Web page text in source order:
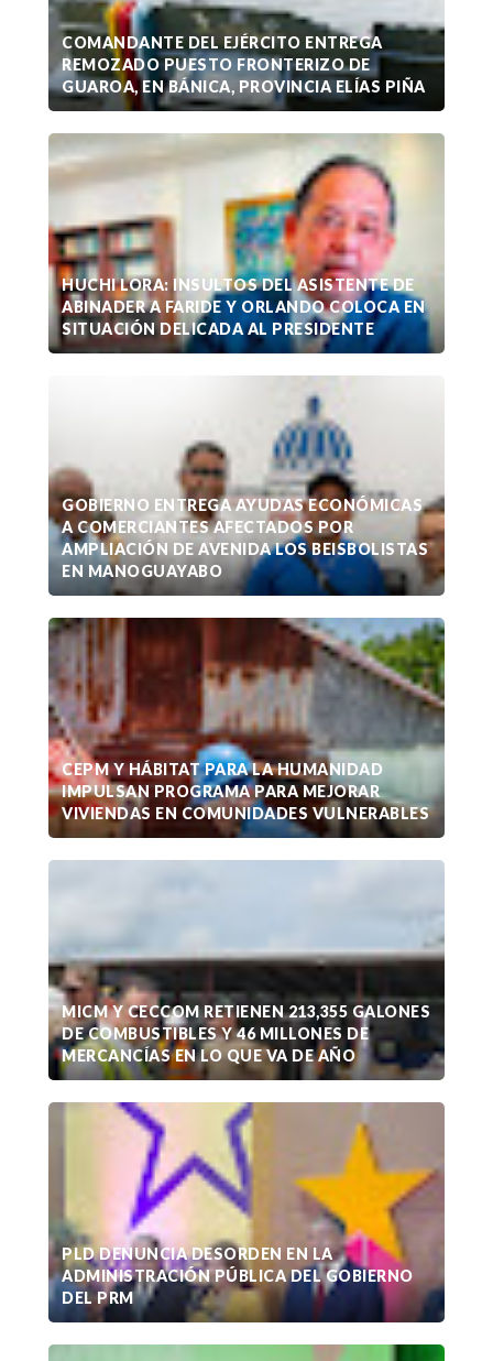
COMANDANTE DEL EJÉRCITO ENTREGA
REMOZADO PUESTO FRONTERIZO DE
GUAROA, EN BÁNICA, PROVINCIA ELÍAS PIÑA
HUCHI LORA: INSULTOS DEL ASISTENTE DE
ABINADER A FARIDE Y ORLANDO COLOCA EN
SITUACIÓN DELICADA AL PRESIDENTE
GOBIERNO ENTREGA AYUDAS ECONÓMICAS
A COMERCIANTES AFECTADOS POR
AMPLIACIÓN DE AVENIDA LOS BEISBOLISTAS
EN MANOGUAYABO
CEPM Y HÁBITAT PARA LA HUMANIDAD
IMPULSAN PROGRAMA PARA MEJORAR
VIVIENDAS EN COMUNIDADES VULNERABLES
MICM Y CECCOM RETIENEN 213,355 GALONES
DE COMBUSTIBLES Y 46 MILLONES DE
MERCANCÍAS EN LO QUE VA DE AÑO
PLD DENUNCIA DESORDEN EN LA
ADMINISTRACIÓN PÚBLICA DEL GOBIERNO
DEL PRM